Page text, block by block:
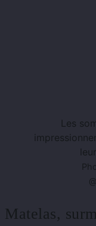
Les
Matelas,